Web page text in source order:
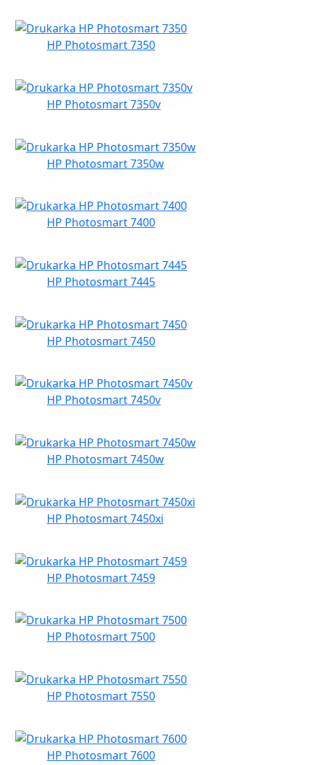
HP Photosmart 7350
HP Photosmart 7350v
HP Photosmart 7350w
HP Photosmart 7400
HP Photosmart 7445
HP Photosmart 7450
HP Photosmart 7450v
HP Photosmart 7450w
HP Photosmart 7450xi
HP Photosmart 7459
HP Photosmart 7500
HP Photosmart 7550
HP Photosmart 7600